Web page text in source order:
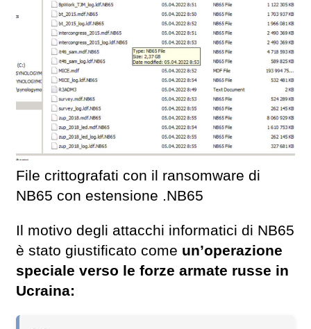
File crittografati con il ransomware di
NB65 con estensione .NB65
Il motivo degli attacchi informatici di NB65
è stato giustificato come un’operazione
speciale verso le forze armate russe in
Ucraina: